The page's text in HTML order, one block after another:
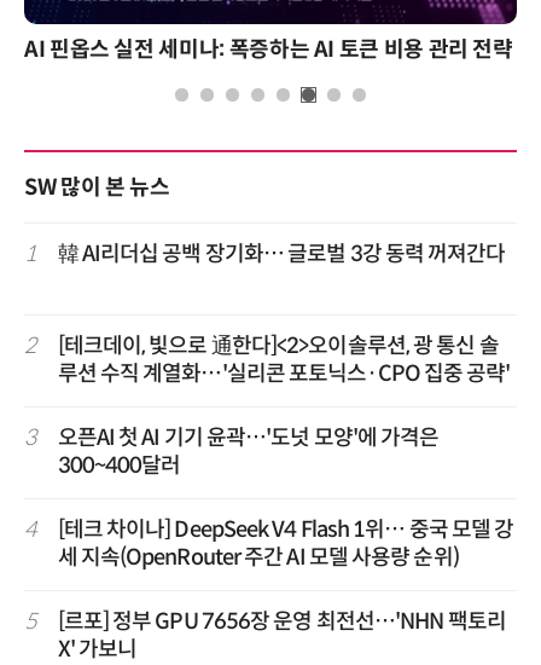
AI 핀옵스 실전 세미나: 폭증하는 AI 토큰 비용 관리 전략
SW 많이 본 뉴스
1 韓 AI리더십 공백 장기화… 글로벌 3강 동력 꺼져간다
2
[테크데이, 빛으로 通한다]<2>오이솔루션, 광 통신 솔
루션 수직 계열화…'실리콘 포토닉스·CPO 집중 공략'
3
오픈AI 첫 AI 기기 윤곽…'도넛 모양'에 가격은
300~400달러
4
[테크 차이나] DeepSeek V4 Flash 1위… 중국 모델 강
세 지속(OpenRouter 주간 AI 모델 사용량 순위)
5
[르포] 정부 GPU 7656장 운영 최전선…'NHN 팩토리
X' 가보니